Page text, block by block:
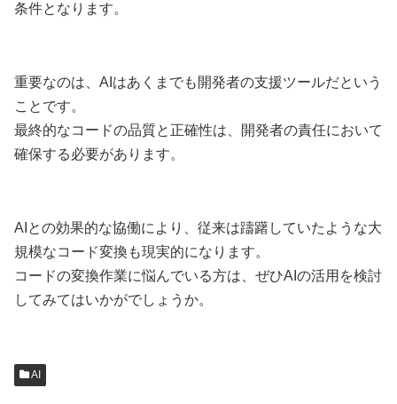
条件となります。
重要なのは、AIはあくまでも開発者の支援ツールだという
ことです。
最終的なコードの品質と正確性は、開発者の責任において
確保する必要があります。
AIとの効果的な協働により、従来は躊躇していたような大
規模なコード変換も現実的になります。
コードの変換作業に悩んでいる方は、ぜひAIの活用を検討
してみてはいかがでしょうか。
AI